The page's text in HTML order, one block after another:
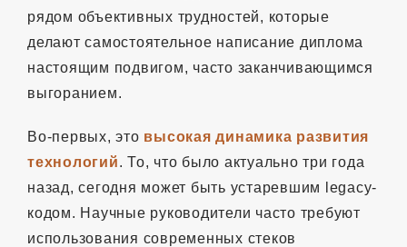
рядом объективных трудностей, которые
делают самостоятельное написание диплома
настоящим подвигом, часто заканчивающимся
выгоранием.
Во-первых, это высокая динамика развития
технологий. То, что было актуально три года
назад, сегодня может быть устаревшим legacy-
кодом. Научные руководители часто требуют
использования современных стеков